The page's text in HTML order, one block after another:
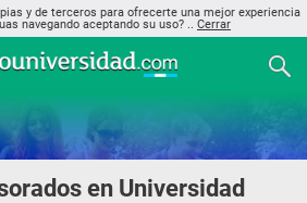
y de terceros para ofrecerte una mejor experiencia
navegando aceptando su uso? .. Cerrar
en Universidad